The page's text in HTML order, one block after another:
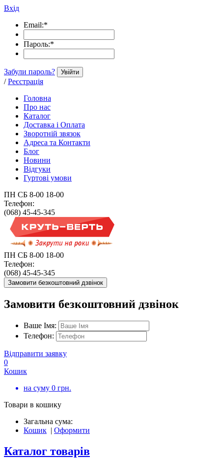
Вхід
Email:*
Пароль:*
Забули пароль? Увійти
/ Реєстрація
Головна
Про нас
Каталог
Доставка і Оплата
Зворотній звязок
Адреса та Контакти
Блог
Новини
Відгуки
Гуртові умови
ПН СБ 8-00 18-00
Телефон:
(068) 45-45-345
ПН СБ 8-00 18-00
Телефон:
(068) 45-45-345
Замовити безкоштовний дзвінок
Замовити безкоштовний дзвінок
Ваше Імя:
Телефон:
Відправити заявку
0
Кошик
на суму 0 грн.
Товари в кошику
Загальна сума:
Кошик | Оформити
Каталог товарів